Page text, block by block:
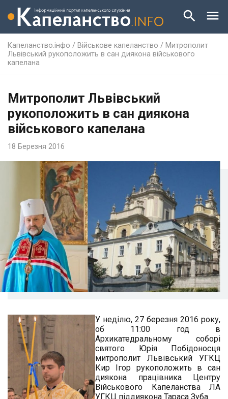
Капеланство.інфо / Військове капеланство / Митрополит
Львівський рукоположить в сан диякона військового
капелана
Митрополит Львівський
рукоположить в сан диякона
військового капелана
18 Березня 2016
У неділю, 27 березня 2016 року,
об 11:00 год в
Архикатедральному соборі
святого Юрія Побідоносця
митрополит Львівський УГКЦ
Кир Ігор рукоположить в сан
диякона працівника Центру
Військового Капеланства ЛА
УГКЦ піддиякона Тараса Зуба.